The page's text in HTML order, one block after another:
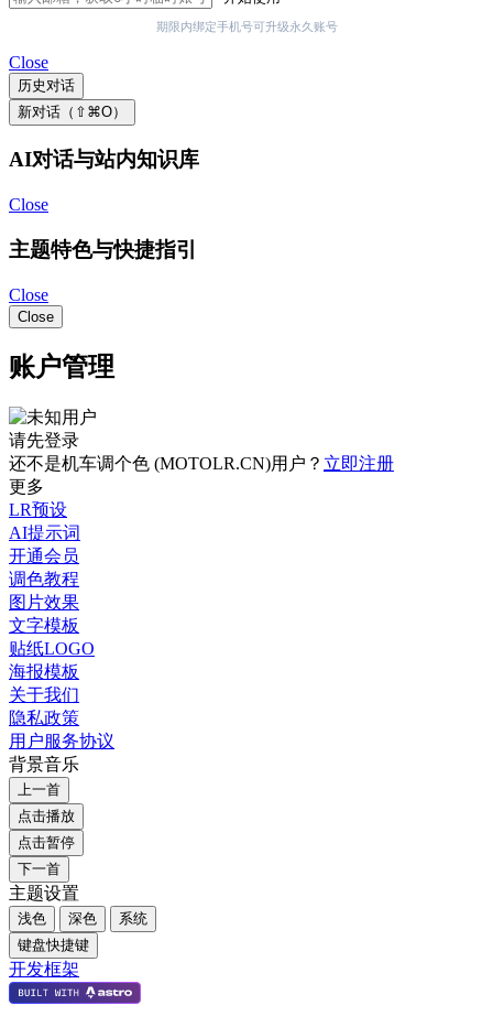
期限内绑定手机号可升级永久账号
Close
历史对话
新对话（⇧⌘O）
AI对话与站内知识库
Close
主题特色与快捷指引
Close
Close
账户管理
请先登录
还不是机车调个色 (MOTOLR.CN)用户？ 立即注册
更多
LR预设
AI提示词
开通会员
调色教程
图片效果
文字模板
贴纸LOGO
海报模板
关于我们
隐私政策
用户服务协议
背景音乐
上一首
点击播放
点击暂停
下一首
主题设置
浅色 深色
系统
键盘快捷键
开发框架